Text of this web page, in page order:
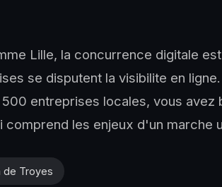
Lille, la concurrence digitale
se disputent la visibilite en
entreprises locales, vous avez
comprend les enjeux d'un marche
de Troyes